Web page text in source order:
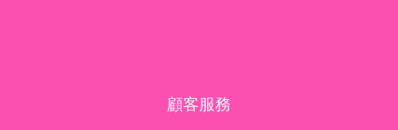
顧客服務